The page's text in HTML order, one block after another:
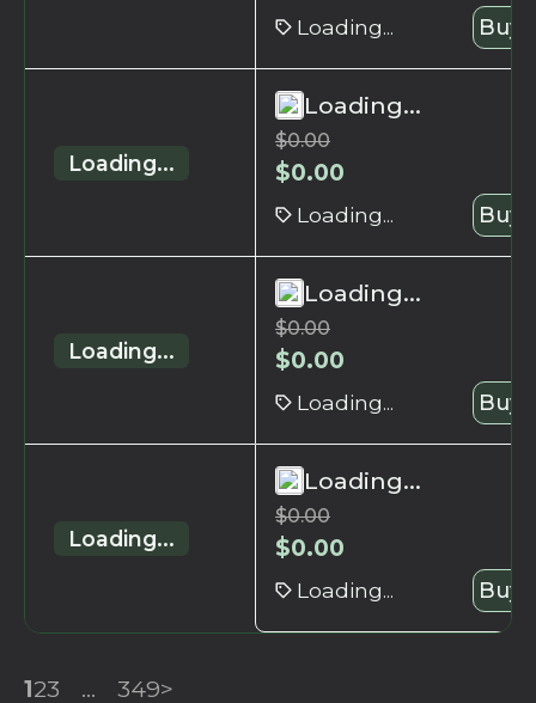
Loading... Buy
Loading...
Loading...
$0.00
$0.00
Loading... Buy
Loading...
Loading...
$0.00
$0.00
Loading... Buy
Loading...
Loading...
$0.00
$0.00
Loading... Buy
123 ... 349>